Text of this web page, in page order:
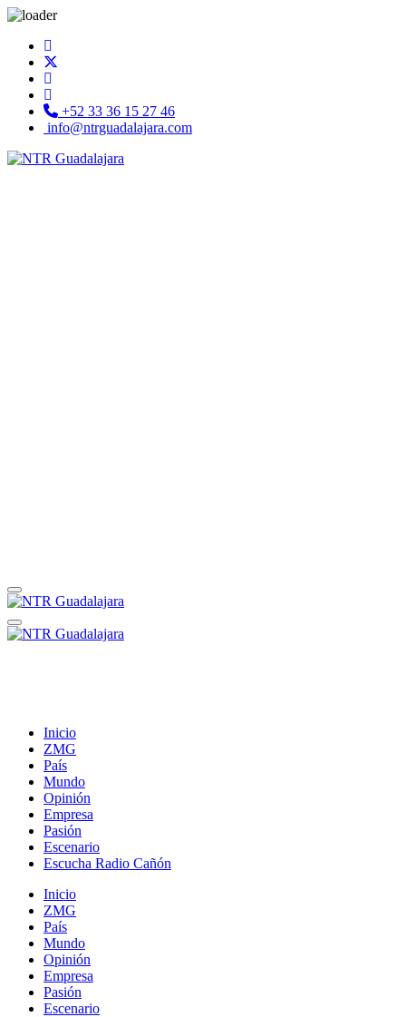
+52 33 36 15 27 46
info@ntrguadalajara.com
Inicio
ZMG
País
Mundo
Opinión
Empresa
Pasión
Escenario
Escucha Radio Cañón
Inicio
ZMG
País
Mundo
Opinión
Empresa
Pasión
Escenario